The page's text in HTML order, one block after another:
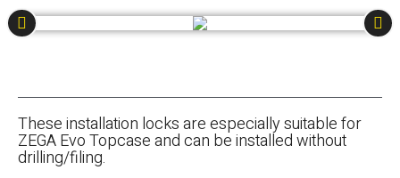
These installation locks are especially suitable for
ZEGA Evo Topcase and can be installed without
drilling/filing.